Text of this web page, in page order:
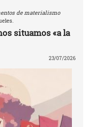
de materialismo
situamos «a la
23/07/2026